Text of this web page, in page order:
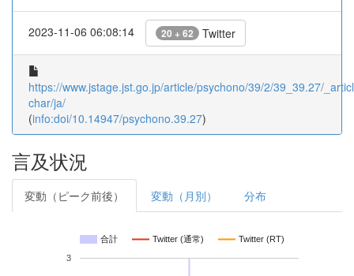
2023-11-06 06:08:14 20 + 62 Twitter
https://www.jstage.jst.go.jp/article/psychono/39/2/39_39.27/
char/ja/
(info:doi/10.14947/psychono.39.27)
言及状況
変動（ピーク前後） 変動（月別） 分布
合計 Twitter (通常) Twitter (RT)
3